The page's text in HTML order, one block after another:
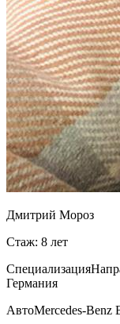
Дмитрий Мороз
Стаж: 8 лет
Специализация
Германия
АвтоMercedes-Benz